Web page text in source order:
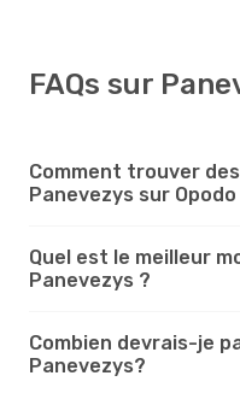
FAQs sur
Comment trouver
Panevezys sur Opodo
Quel est le meilleur
Panevezys ?
Combien devrais-je
Panevezys?